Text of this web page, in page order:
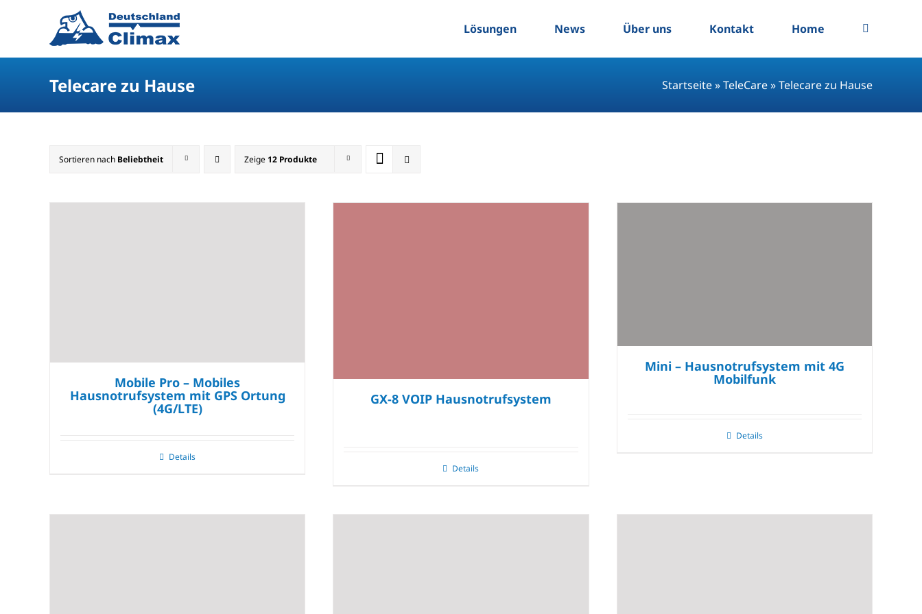
Lösungen News Über uns Kontakt Home
Telecare zu Hause Startseite»TeleCare»Telecare zu Hause
Sortieren nach Beliebtheit Zeige 12 Produkte
Mobile Pro – Mobiles
Hausnotrufsystem mit GPS Ortung
(4G/LTE)
Details
GX-8 VOIP Hausnotrufsystem
Details
Mini – Hausnotrufsystem mit 4G
Mobilfunk
Details